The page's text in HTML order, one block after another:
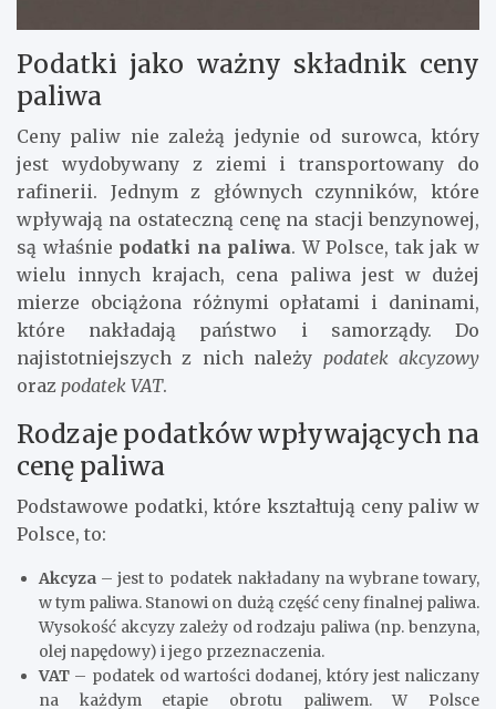
Podatki jako ważny składnik ceny
paliwa
Ceny paliw nie zależą jedynie od surowca, który
jest wydobywany z ziemi i transportowany do
rafinerii. Jednym z głównych czynników, które
wpływają na ostateczną cenę na stacji benzynowej,
są właśnie podatki na paliwa. W Polsce, tak jak w
wielu innych krajach, cena paliwa jest w dużej
mierze obciążona różnymi opłatami i daninami,
które nakładają państwo i samorządy. Do
najistotniejszych z nich należy podatek akcyzowy
oraz podatek VAT.
Rodzaje podatków wpływających na
cenę paliwa
Podstawowe podatki, które kształtują ceny paliw w
Polsce, to:
Akcyza – jest to podatek nakładany na wybrane towary,
w tym paliwa. Stanowi on dużą część ceny finalnej paliwa.
Wysokość akcyzy zależy od rodzaju paliwa (np. benzyna,
olej napędowy) i jego przeznaczenia.
VAT – podatek od wartości dodanej, który jest naliczany
na każdym etapie obrotu paliwem. W Polsce